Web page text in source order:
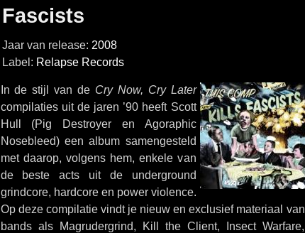
Fascists
Jaar van release: 2008
Label: Relapse Records
In de stijl van de Cry Now, Cry Later
compilaties uit de jaren ’90 heeft Scott
Hull (Pig Destroyer en Agoraphic
Nosebleed) een album samengesteld
met daarop, volgens hem, enkele van
de beste acts uit de underground
grindcore, hardcore en power violence.
Op deze compilatie vindt je nieuw en exclusief materiaal van
bands als Magrudergrind, Kill the Client, Insect Warfare,